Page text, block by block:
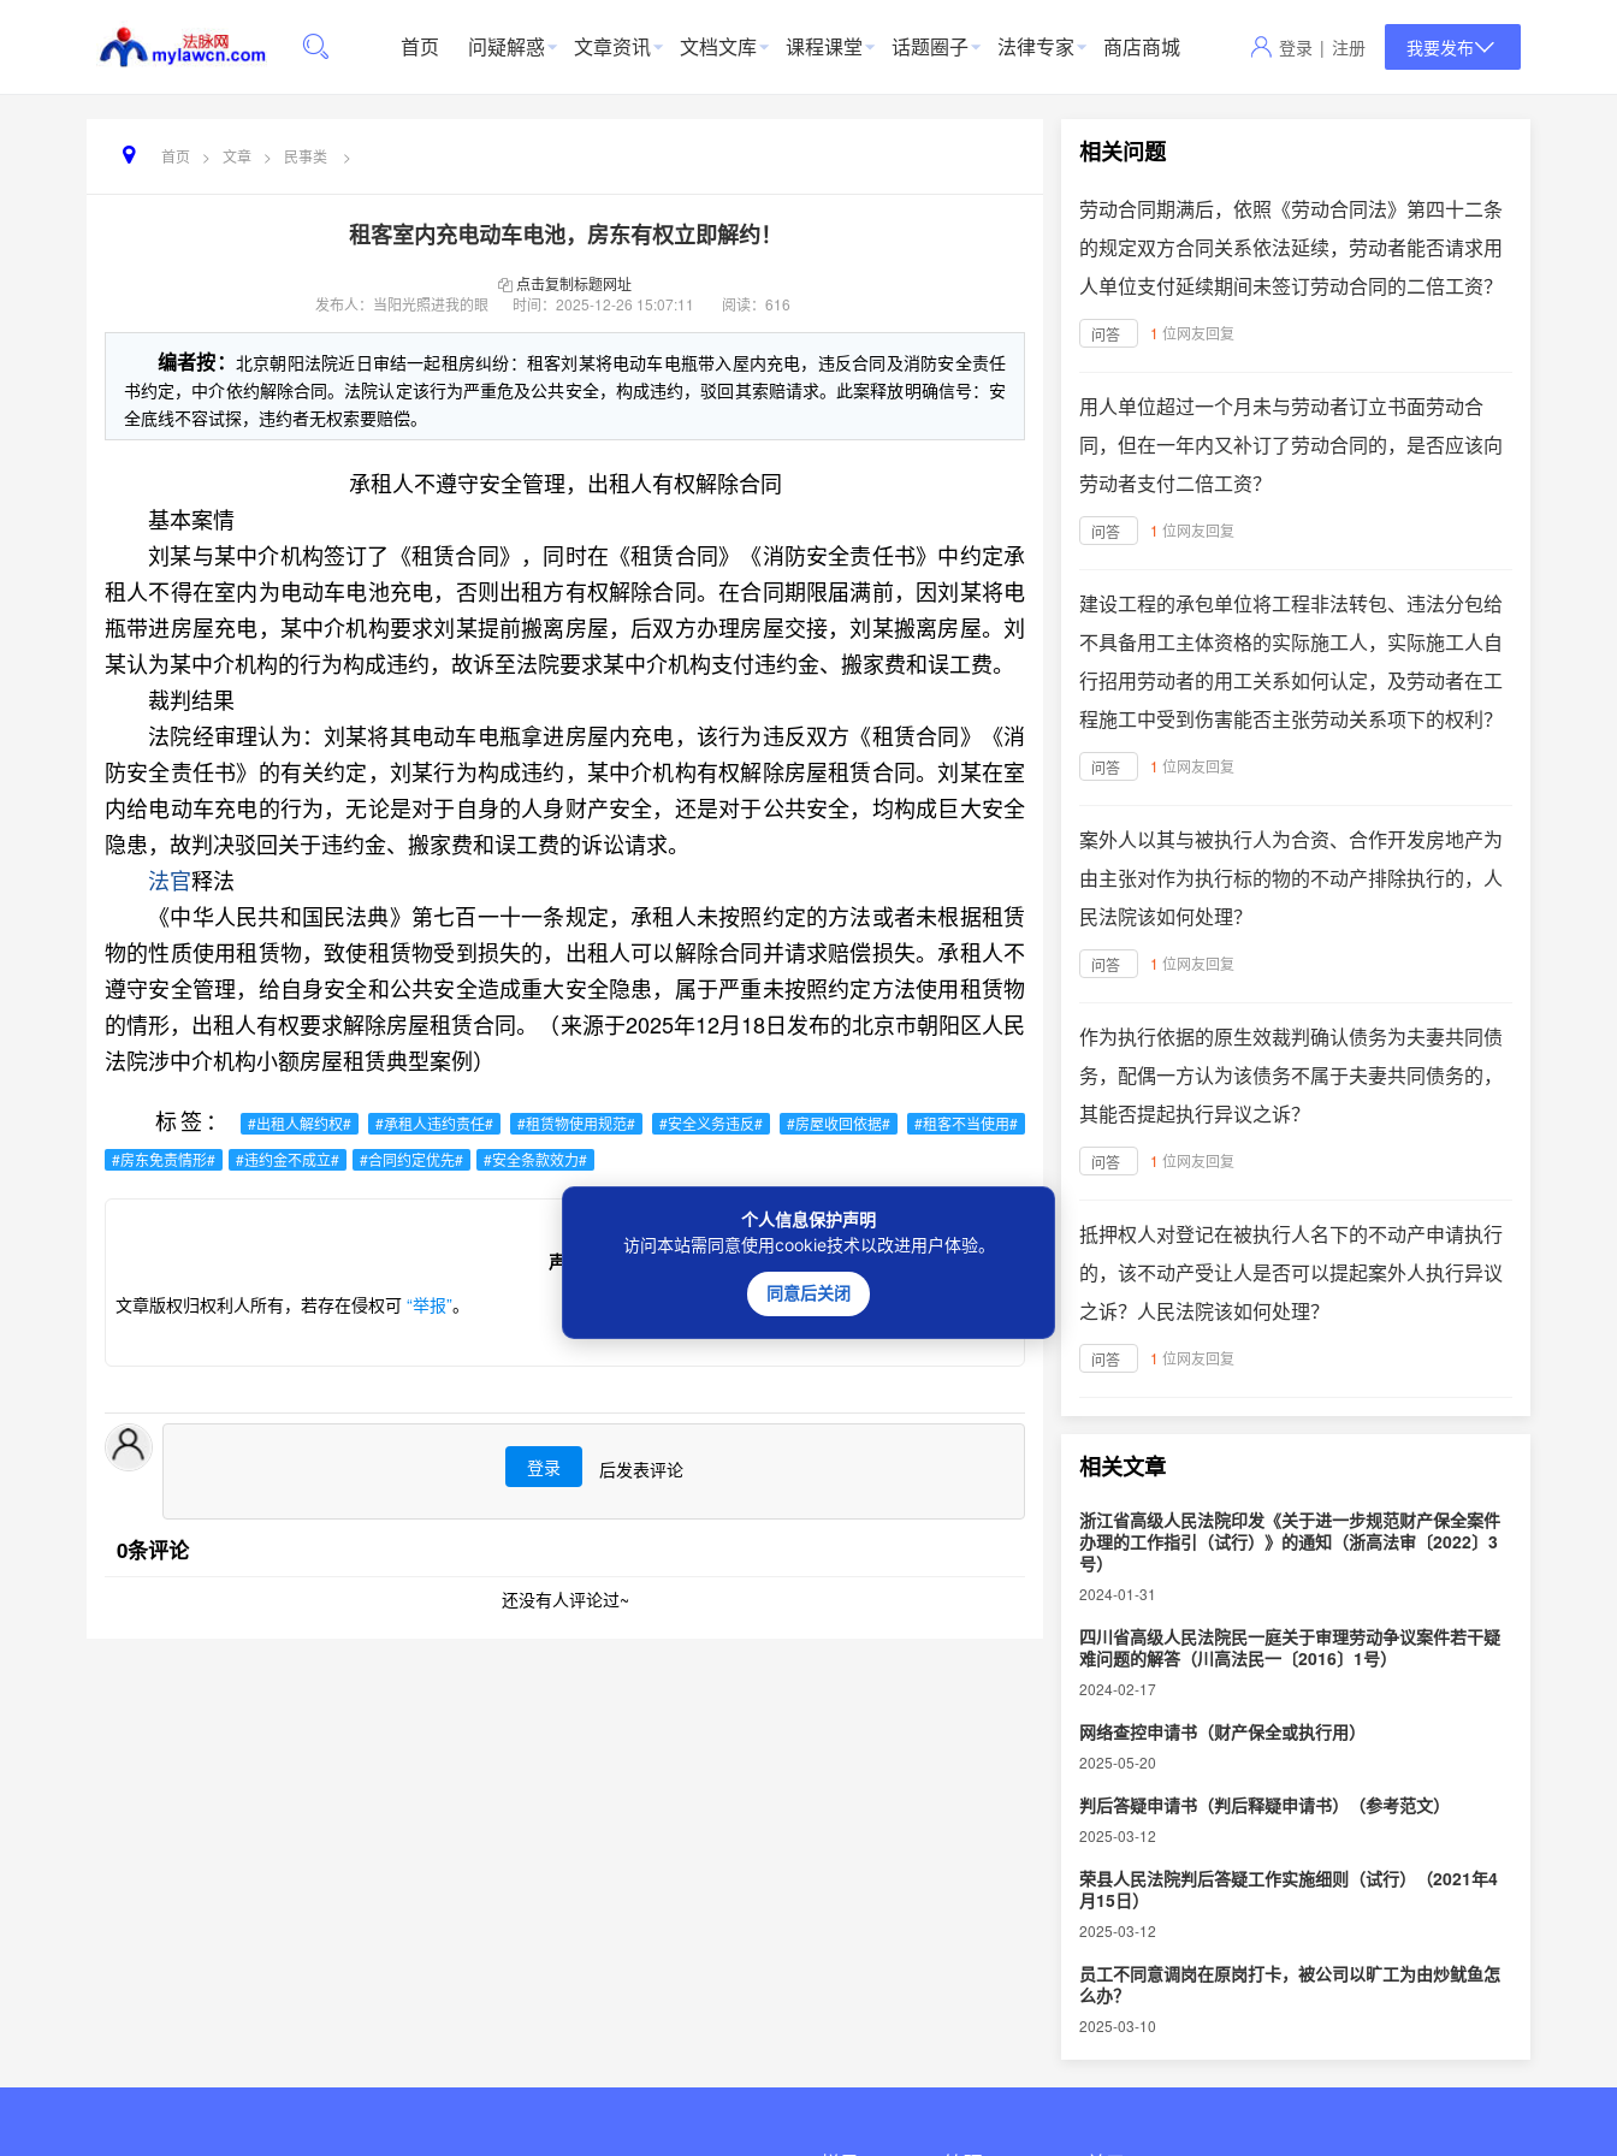
首页 问疑解惑 文章资讯 文档文库 课程课堂 话题圈子 法律专家 商店商城 登录 | 注册 我要发布
首页 > 文章 > 民事类 >
租客室内充电动车电池，房东有权立即解约！
点击复制标题网址
发布人：当阳光照进我的眼
时间： 2025-12-26 15:07:11 阅读：616
编者按： 北京朝阳法院近日审结一起租房纠纷：租客刘某将电动车电瓶带入屋内充电，违反合同及消防安全责任
书约定，中介依约解除合同。法院认定该行为严重危及公共安全，构成违约，驳回其索赔请求。此案释放明确信号：安
全底线不容试探，违约者无权索要赔偿。
承租人不遵守安全管理，出租人有权解除合同
基本案情
刘某与某中介机构签订了《租赁合同》，同时在《租赁合同》《消防安全责任书》中约定承
租人不得在室内为电动车电池充电，否则出租方有权解除合同。在合同期限届满前，因刘某将电
瓶带进房屋充电，某中介机构要求刘某提前搬离房屋，后双方办理房屋交接，刘某搬离房屋。刘
某认为某中介机构的行为构成违约，故诉至法院要求某中介机构支付违约金、搬家费和误工费。
裁判结果
法院经审理认为：刘某将其电动车电瓶拿进房屋内充电，该行为违反双方《租赁合同》《消
防安全责任书》的有关约定，刘某行为构成违约，某中介机构有权解除房屋租赁合同。刘某在室
内给电动车充电的行为，无论是对于自身的人身财产安全，还是对于公共安全，均构成巨大安全
隐患，故判决驳回关于违约金、搬家费和误工费的诉讼请求。
法官释法
《中华人民共和国民法典》第七百一十一条规定，承租人未按照约定的方法或者未根据租赁
物的性质使用租赁物，致使租赁物受到损失的，出租人可以解除合同并请求赔偿损失。承租人不
遵守安全管理，给自身安全和公共安全造成重大安全隐患，属于严重未按照约定方法使用租赁物
的情形，出租人有权要求解除房屋租赁合同。（来源于2025年12月18日发布的北京市朝阳区人民
法院涉中介机构小额房屋租赁典型案例）
标签：
#出租人解约权# #承租人违约责任# #租赁物使用规范# #安全义务违反# #房屋收回依据#
#租客不当使用#
#房东免责情形#
#违约金不成立# #合同约定优先# #安全条款效力#
声明
文章版权归权利人所有，若存在侵权可 “举报”。
登录 后发表评论
0条评论
还没有人评论过~
相关问题
劳动合同期满后，依照《劳动合同法》第四十二条
的规定双方合同关系依法延续，劳动者能否请求用
人单位支付延续期间未签订劳动合同的二倍工资？
问答 1 位网友回复
用人单位超过一个月未与劳动者订立书面劳动合
同，但在一年内又补订了劳动合同的，是否应该向
劳动者支付二倍工资？
问答 1 位网友回复
建设工程的承包单位将工程非法转包、违法分包给
不具备用工主体资格的实际施工人，实际施工人自
行招用劳动者的用工关系如何认定，及劳动者在工
程施工中受到伤害能否主张劳动关系项下的权利？
问答 1 位网友回复
案外人以其与被执行人为合资、合作开发房地产为
由主张对作为执行标的物的不动产排除执行的，人
民法院该如何处理？
问答 1 位网友回复
作为执行依据的原生效裁判确认债务为夫妻共同债
务，配偶一方认为该债务不属于夫妻共同债务的，
其能否提起执行异议之诉？
问答 1 位网友回复
抵押权人对登记在被执行人名下的不动产申请执行
的，该不动产受让人是否可以提起案外人执行异议
之诉？人民法院该如何处理？
问答 1 位网友回复
相关文章
浙江省高级人民法院印发《关于进一步规范财产保全案件
办理的工作指引（试行）》的通知（浙高法审〔2022〕3
号）
2024-01-31
四川省高级人民法院民一庭关于审理劳动争议案件若干疑
难问题的解答（川高法民一〔2016〕1号）
2024-02-17
网络查控申请书（财产保全或执行用）
2025-05-20
判后答疑申请书（判后释疑申请书）（参考范文）
2025-03-12
荣县人民法院判后答疑工作实施细则（试行）（2021年4
月15日）
2025-03-12
员工不同意调岗在原岗打卡，被公司以旷工为由炒鱿鱼怎
么办？
2025-03-10
个人信息保护声明
访问本站需同意使用cookie技术以改进用户体验。
同意后关闭